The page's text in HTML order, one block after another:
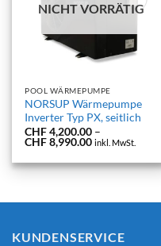
NICHT VORRÄTIG
POOL WÄRMEPUMPE
NORSUP Wärmepumpe
Inverter Typ PX, seitlich
CHF4,200.00 –
CHF8,990.00Preisspanne:
bis
CHF 8,990.00
inkl. MwSt.
KUNDENSERVICE